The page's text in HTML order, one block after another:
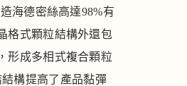
海德密絲高達98%有
格式顆粒結構外還包
形成多相式複合顆粒
構提高了產品黏彈